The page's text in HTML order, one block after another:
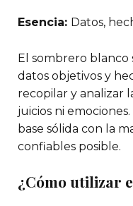
Esencia: Datos,
El sombrero
datos objetivos y
recopilar y analizar
juicios ni
base sólida con la
confiables posible.
¿Cómo utilizar